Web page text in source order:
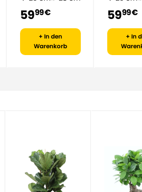
5999 €
+ In den
Warenkorb
5999 €
+ In